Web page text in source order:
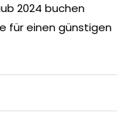
2024 buchen
für einen günstigen